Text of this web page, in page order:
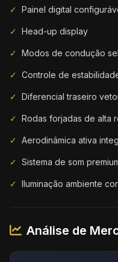
✓ Painel digital
✓ Head-up display
✓ Modos de condução
✓ Controle de
✓ Diferencial traseiro
✓ Rodas forjadas de alta
✓ Aerodinâmica ativa
✓ Sistema de som
✓ Iluminação ambiente
Análise de